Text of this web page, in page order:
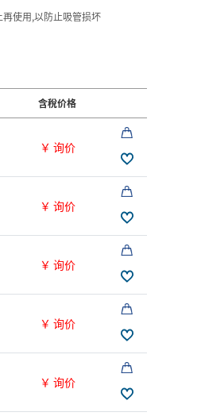
使用,以防止吸管损坏
含稅价格
￥ 询价
￥ 询价
￥ 询价
￥ 询价
￥ 询价